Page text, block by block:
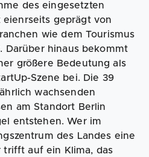
des eingesetzten
eienrseits geprägt von
wie dem Tourismus
Darüber hinaus bekommt
größere Bedeutung als
Szene bei. Die 39
wachsenden
am Standort Berlin
entstehen. Wer im
des Landes eine
trifft auf ein Klima, das